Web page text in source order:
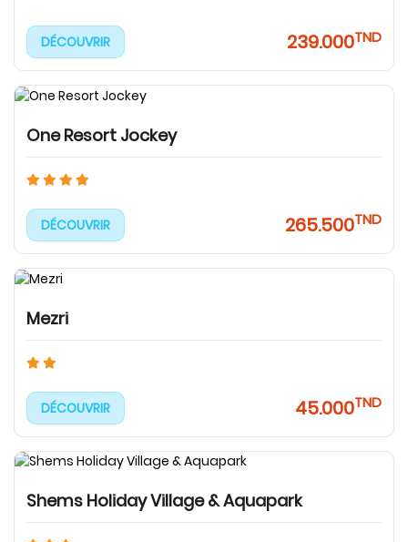
DÉCOUVRIR 239.000TND
One Resort Jockey
DÉCOUVRIR 265.500TND
Mezri
DÉCOUVRIR 45.000TND
Shems Holiday Village & Aquapark